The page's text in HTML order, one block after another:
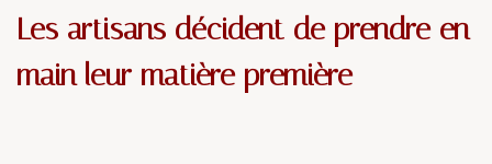
Les artisans décident de prendre en
main leur matière première